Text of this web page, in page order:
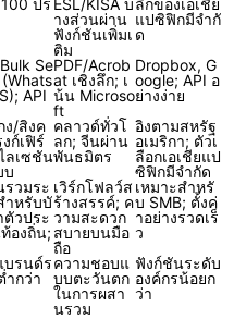
ปร ESL/KISA บ
างส่วนผ่าน
ฟังก์ชันเพิ่มเ
ติม
ลึกของเอเชีย
แปซิฟิกมีจำกั
ด
Se
API
PDF/Acrob
at เชิงลึก; เ
น้น Microso
ft
Dropbox, G
oogle; API อ
ย่างง่าย
ง/สิงค
ก์เฟิร์
ลเซชัน
บ
คลาวด์ทั่วโ
ลก; จีนผ่าน
พันธมิตร
อิงตามสหรัฐ
อเมริกา; ตัวเ
ลือกเอเชียแป
ซิฟิกมีจำกัด
รวมระ
ำหรับบั
ตัวประ
องถิ่น;
เวิร์กโฟลว์ส
ร้างสรรค์; ค
วามสะดวก
สบายบนมือ
ถือ
เหมาะสำหรั
บ SMB; ตั้งค่
าอย่างรวดเร็
ว
บรนด์ร
ำกว่า
ความชอบแ
บบตะวันตก
ในการผสา
นรวม
ฟังก์ชันระดับ
องค์กรน้อยก
ว่า